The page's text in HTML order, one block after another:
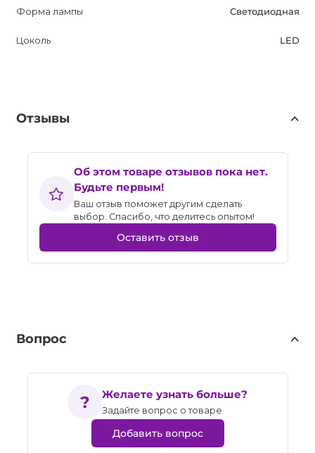
Форма лампы Светодиодная
Цоколь LED
Отзывы
Об этом товаре отзывов пока нет.
Будьте первым!
Ваш отзыв поможет другим сделать
выбор. Спасибо, что делитесь опытом!
Оставить отзыв
Вопрос
Желаете узнать больше?
Задайте вопрос о товаре
Добавить вопрос